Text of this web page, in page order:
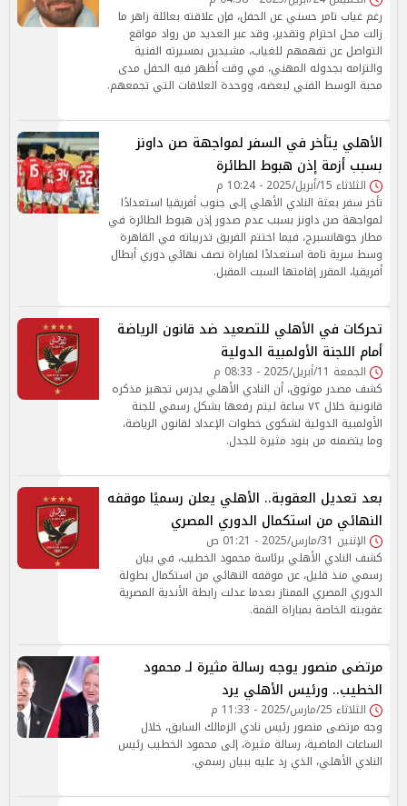
رغم غياب تامر حسني عن الحفل، فإن علاقته بعائلة زاهر ما
زالت محل احترام وتقدير، وقد عبر العديد من رواد مواقع
التواصل عن تفهمهم للغياب، مشيدين بمسيرته الفنية
والتزامه بجدوله المهني، في وقت أظهر فيه الحفل مدى
محبة الوسط الفني لبعضه، ووحدة العلاقات التي تجمعهم.
الأهلي يتأخر في السفر لمواجهة صن داونز
بسبب أزمة إذن هبوط الطائرة
الثلاثاء 15/أبريل/2025 - 10:24 م
تأخر سفر بعثة النادي الأهلي إلى جنوب أفريقيا استعدادًا
لمواجهة صن داونز بسبب عدم صدور إذن هبوط الطائرة في
مطار جوهانسبرج، فيما اختتم الفريق تدريباته في القاهرة
وسط سرية تامة استعدادًا لمباراة نصف نهائي دوري أبطال
أفريقيا، المقرر إقامتها السبت المقبل.
تحركات في الأهلي للتصعيد ضد قانون الرياضة
أمام اللجنة الأولمبية الدولية
الجمعة 11/أبريل/2025 - 08:33 م
كشف مصدر موثوق، أن النادي الأهلي يدرس تجهيز مذكره
قانونية خلال ٧٢ ساعة ليتم رفعها بشكل رسمي للجنة
الأولمبية الدولية لشكوى خطوات الإعداد لقانون الرياضة،
وما يتضمنه من بنود مثيرة للجدل.
بعد تعديل العقوبة.. الأهلي يعلن رسميًا موقفه
النهائي من استكمال الدوري المصري
الإثنين 31/مارس/2025 - 01:21 ص
كشف النادي الأهلي برئاسة محمود الخطيب، في بيان
رسمي منذ قليل، عن موقفه النهائي من استكمال بطولة
الدوري المصري الممتاز بعدما عدلت رابطة الأندية المصرية
عقوبته الخاصة بمباراة القمة.
مرتضى منصور يوجه رسالة مثيرة لـ محمود
الخطيب.. ورئيس الأهلي يرد
الثلاثاء 25/مارس/2025 - 11:33 م
وجه مرتضى منصور رئيس نادي الزمالك السابق، خلال
الساعات الماضية، رسالة مثيرة، إلى محمود الخطيب رئيس
النادي الأهلي، الذي رد عليه ببيان رسمي.